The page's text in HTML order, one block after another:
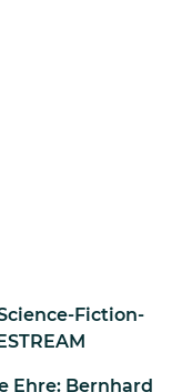
Fiction-
Ehre: Bernhard